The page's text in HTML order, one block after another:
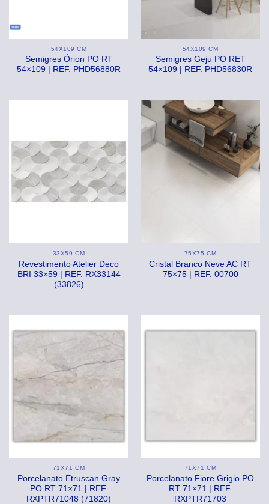
54X109 CM
Semigres Órion PO RT
54×109 | REF. PHD56880R
54X109 CM
Semigres Geju PO RET
54×109 | REF. PHD56830R
33X59 CM
Revestimento Atelier Deco
BRI 33×59 | REF. RX33144
(33826)
75X75 CM
Cristal Branco Neve AC RT
75×75 | REF. 00700
71X71 CM
Porcelanato Etruscan Gray
PO RT 71×71 | REF.
RXPTR71048 (71820)
71X71 CM
Porcelanato Fiore Grigio PO
RT 71×71 | REF.
RXPTR71703